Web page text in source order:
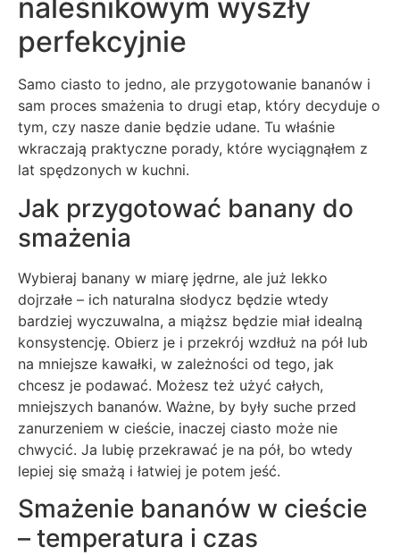
naleśnikowym wyszły
perfekcyjnie
Samo ciasto to jedno, ale przygotowanie bananów i
sam proces smażenia to drugi etap, który decyduje o
tym, czy nasze danie będzie udane. Tu właśnie
wkraczają praktyczne porady, które wyciągnąłem z
lat spędzonych w kuchni.
Jak przygotować banany do
smażenia
Wybieraj banany w miarę jędrne, ale już lekko
dojrzałe – ich naturalna słodycz będzie wtedy
bardziej wyczuwalna, a miąższ będzie miał idealną
konsystencję. Obierz je i przekrój wzdłuż na pół lub
na mniejsze kawałki, w zależności od tego, jak
chcesz je podawać. Możesz też użyć całych,
mniejszych bananów. Ważne, by były suche przed
zanurzeniem w cieście, inaczej ciasto może nie
chwycić. Ja lubię przekrawać je na pół, bo wtedy
lepiej się smażą i łatwiej je potem jeść.
Smażenie bananów w cieście
– temperatura i czas